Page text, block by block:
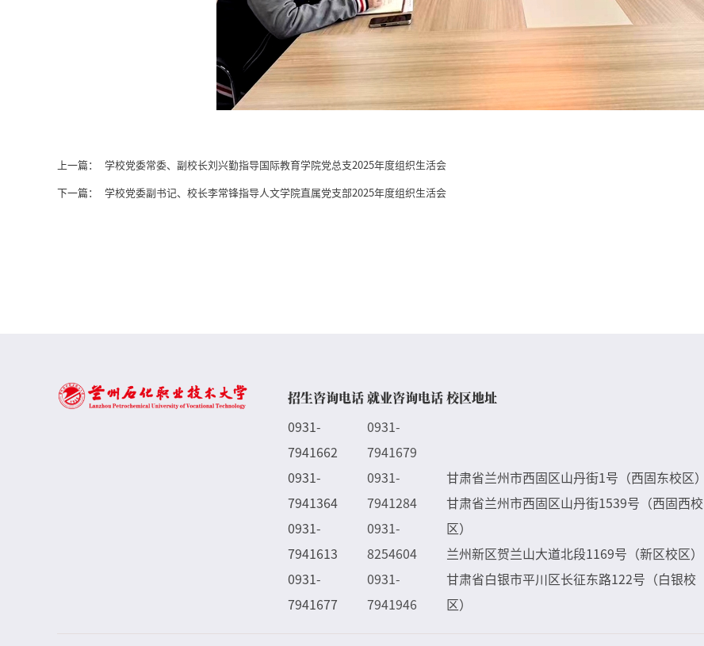
上一篇： 学校党委常委、副校长刘兴勤指导国际教育学院党总支2025年度组织生活会
下一篇： 学校党委副书记、校长李常锋指导人文学院直属党支部2025年度组织生活会
招生咨询电话
0931-
7941662
0931-
7941364
0931-
7941613
0931-
7941677
就业咨询电话
0931-
7941679
0931-
7941284
0931-
8254604
0931-
7941946
校区地址
甘肃省兰州市西固区山丹街1号（西固东校区）
甘肃省兰州市西固区山丹街1539号（西固西校
区）
兰州新区贺兰山大道北段1169号（新区校区）
甘肃省白银市平川区长征东路122号（白银校
区）